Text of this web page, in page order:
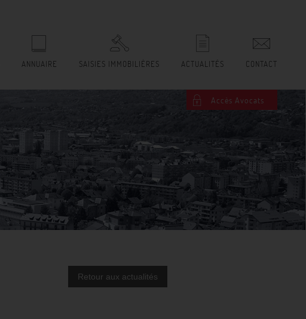
Accès Avocats
ANNUAIRE SAISIES IMMOBILIÈRES ACTUALITÉS CONTACT
Retour aux actualités